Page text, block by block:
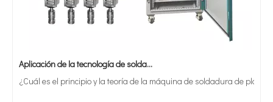
¿Cuál es el principio y la teoría de la máquina de soldadura de